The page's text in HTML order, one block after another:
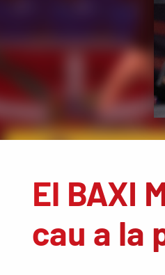
El BAXI
cau a la